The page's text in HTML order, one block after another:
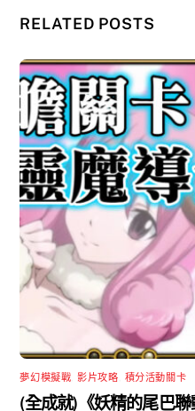
RELATED POSTS
夢幻模擬戰 ,影片攻略 積分活動關卡
(全成就)《妖精的尾巴